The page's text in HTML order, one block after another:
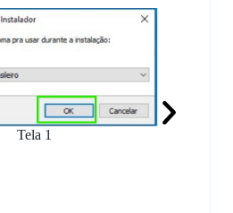
Tela 1